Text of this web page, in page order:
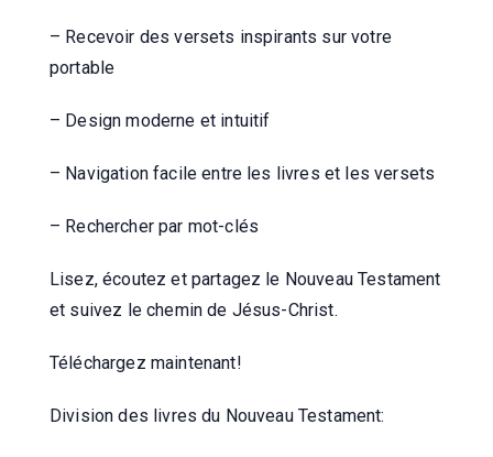
– Recevoir des versets inspirants sur votre
portable
– Design moderne et intuitif
– Navigation facile entre les livres et les versets
– Rechercher par mot-clés
Lisez, écoutez et partagez le Nouveau Testament
et suivez le chemin de Jésus-Christ.
Téléchargez maintenant!
Division des livres du Nouveau Testament: